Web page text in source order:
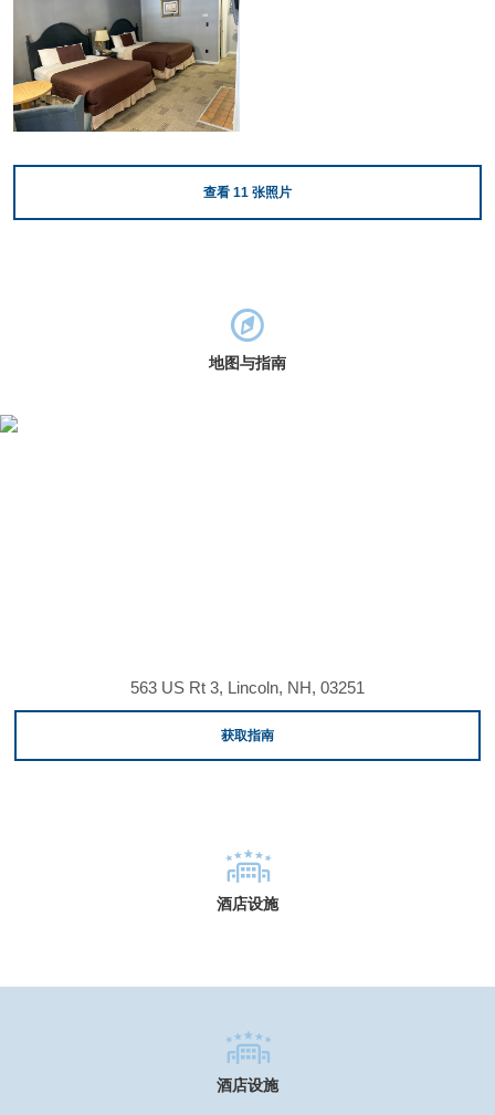
查看 11 张照片
地图与指南
563 US Rt 3, Lincoln, NH, 03251
获取指南
酒店设施
酒店设施